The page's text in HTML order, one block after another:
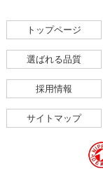
トップページ
選ばれる品質
採用情報
サイトマップ